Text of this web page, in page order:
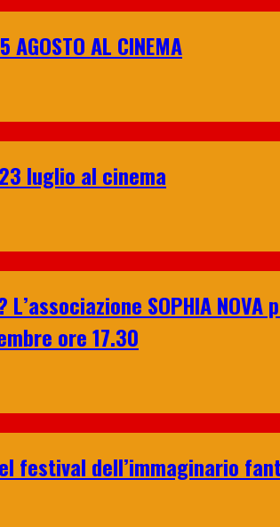
AGOSTO AL CINEMA
luglio al cinema
SOPHIA
ore 17.30
festival dell’immaginario